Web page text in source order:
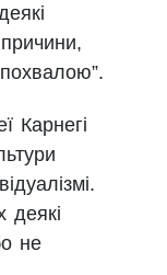
Карнегі
деякі
не